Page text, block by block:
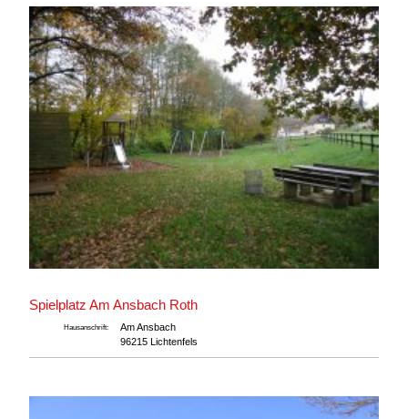
Spielplatz Am Ansbach Roth
Hausanschrift:
Am Ansbach
96215 Lichtenfels